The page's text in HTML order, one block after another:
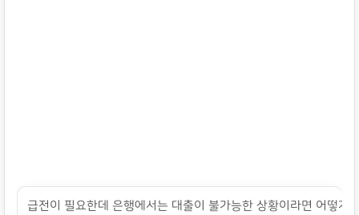
급전이 필요한데 은행에서는 대출이 불가능한 상황이라면 어떻게